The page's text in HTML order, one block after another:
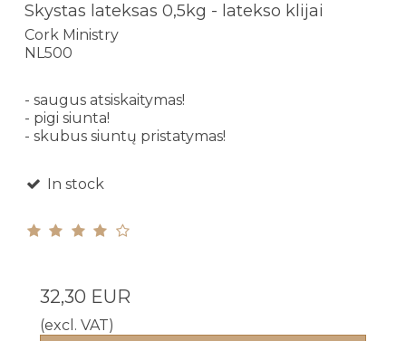
Skystas lateksas 0,5kg - latekso klijai
Cork Ministry
NL500
- saugus atsiskaitymas!
- pigi siunta!
- skubus siuntų pristatymas!
In stock
32,30 EUR
(excl. VAT)